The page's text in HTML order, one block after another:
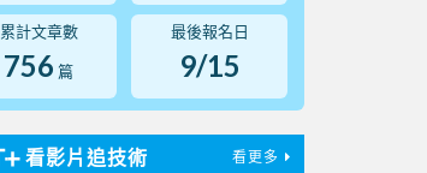
累計文章數
756 篇
最後報名日
9/15
看影片追技術 看更多